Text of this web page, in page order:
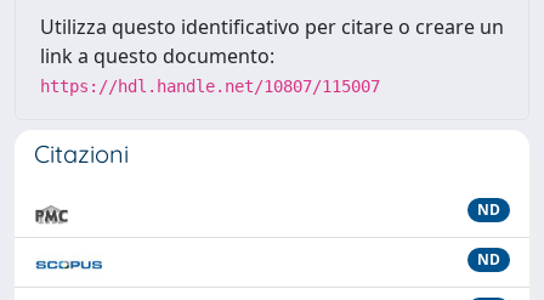
Utilizza questo identificativo per citare o creare un
link a questo documento:
https://hdl.handle.net/10807/115007
Citazioni
ND
ND